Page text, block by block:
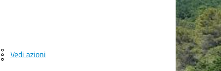
Vedi azioni